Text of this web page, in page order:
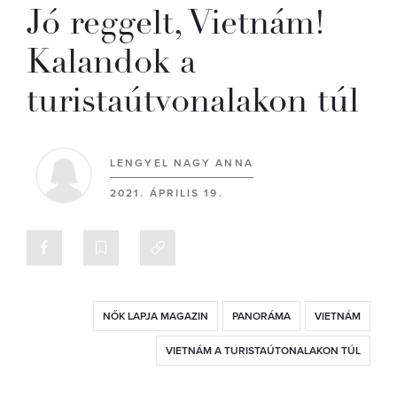
Jó reggelt, Vietnám!
Kalandok a
turistaútvonalakon túl
LENGYEL NAGY ANNA
2021. ÁPRILIS 19.
NŐK LAPJA MAGAZIN PANORÁMA VIETNÁM
VIETNÁM A TURISTAÚTONALAKON TÚL